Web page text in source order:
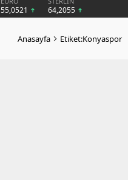
55,0521 64,2055
Anasayfa Etiket:Konyaspor